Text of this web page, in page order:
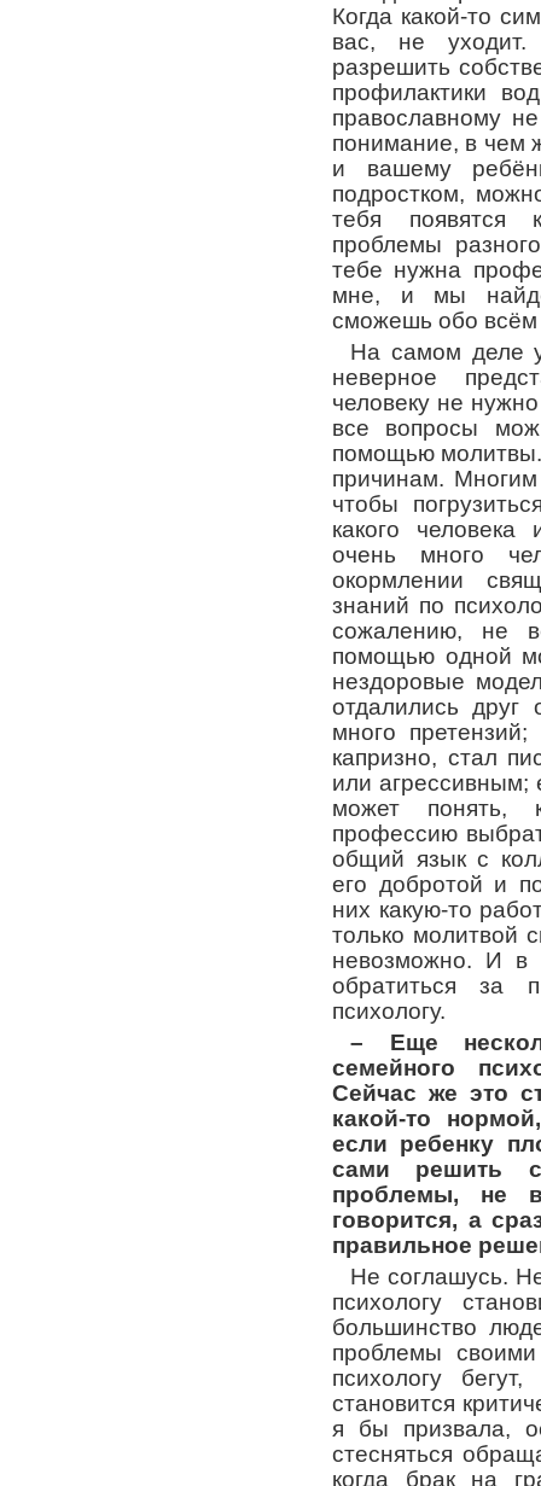
Когда какой-то
вас, не
разрешить
профилактики
православному
понимание, в чем
и вашему
подростком,
тебя появятся
проблемы
тебе нужна
мне, и мы
сможешь обо всём
На самом деле
неверное
человеку не
все вопросы
помощью
причинам.
чтобы
какого
очень много
окормлении
знаний по
сожалению, не
помощью одной
нездоровые
отдалились
много
капризно, стал
или агрессивным;
может понять,
профессию
общий язык с
его добротой и
них какую-то
только молитвой
невозможно. И в
обратиться за
психологу.
– Еще
семейного
Сейчас же это
какой-то
если ребенку
сами решить
проблемы, не
говорится, а
правильное
Не соглашусь.
психологу
большинство
проблемы
психологу
становится
я бы призвала,
стесняться
когда брак на